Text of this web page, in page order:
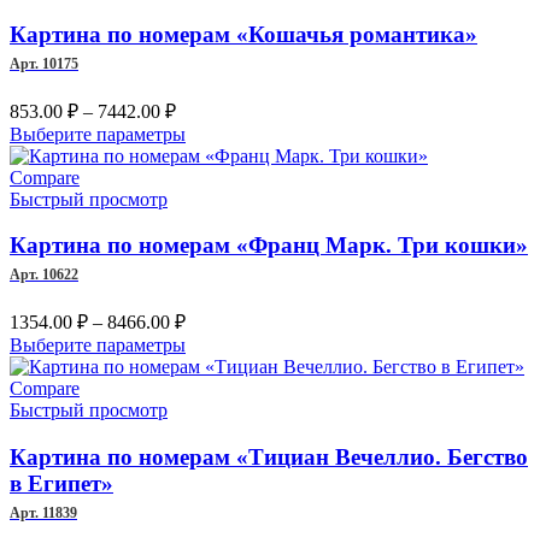
Опции
можно
товара.
Картина по номерам «Кошачья романтика»
Арт. 10175
853.00 ₽ – 7442.00 ₽Диапазон
цен:
853.00 ₽
Выберите параметрыЭтот
товар
Опции
можно
странице
товара.
Compare
Быстрый просмотр
Картина по номерам «Франц Марк. Три кошки»
Арт. 10622
1354.00 ₽ – 8466.00 ₽Диапазон
цен:
1354.00 ₽
Выберите параметрыЭтот
товар
Опции
можно
Compare
Быстрый просмотр
Картина по номерам «Тициан Вечеллио. Бегство
в Египет»
Арт. 11839